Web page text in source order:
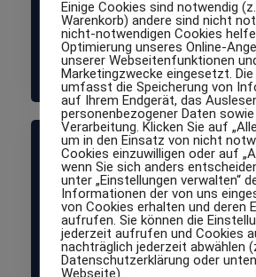
Agenturen, Steuerberater,
Rechtsanwaltskanzleien, Bildungs-
Logistikunternehmen,
Immobilien-unternehmen, E-
Schutzklasse
1
Normaler Schutzbedarf
Einige Cookies sind notwendig
Warenkorb) andere sind nicht
nicht-notwendigen Cookies
Optimierung unseres Online-
unserer Webseitenfunktionen
Marketingzwecke eingesetzt. Die
umfasst die Speicherung von
auf Ihrem Endgerät, das
personenbezogener Daten sowie
Verarbeitung. Klicken Sie auf
um in den Einsatz von nicht
Cookies einzuwilligen oder auf
wenn Sie sich anders
unter „Einstellungen verwalten“
Informationen der von uns
von Cookies erhalten und deren
aufrufen. Sie können die
jederzeit aufrufen und Cookies
nachträglich jederzeit abwählen
Datenschutzerklärung oder
Webseite).